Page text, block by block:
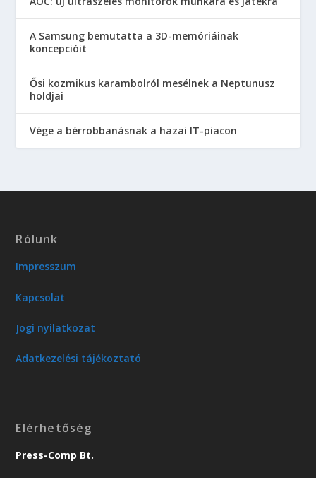
A Samsung bemutatta a 3D-memóriáinak
koncepcióit
Ősi kozmikus karambolról mesélnek a Neptunusz
holdjai
Vége a bérrobbanásnak a hazai IT-piacon
Rólunk
Impresszum
Kapcsolat
Jogi nyilatkozat
Adatkezelési tájékoztató
Elérhetőség
Press-Comp Bt.